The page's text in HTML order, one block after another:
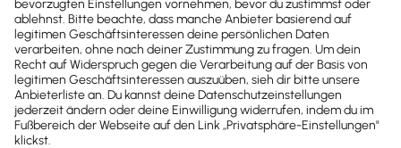
bildern. Die Erfassung von geschäftlichen
Ausgaben, das Dashboard für den
schnellen Überblick, umfangreiche
Auswertungen und übersichtliche Berichte.
Durch die Schnittstelle zu Lexware Office